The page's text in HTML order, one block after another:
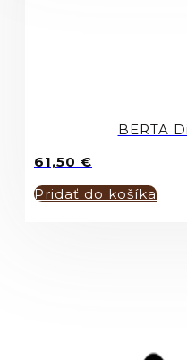
BERTA
61,50 €
Pridať do košíka